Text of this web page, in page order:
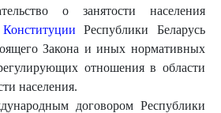
о занятости населения
Конституции Республики Беларусь
Закона и иных нормативных
отношения в области
населения.
договором Республики